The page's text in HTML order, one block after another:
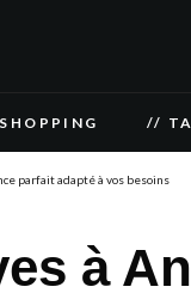
SHOPPING //
parfait adapté à vos besoins
à